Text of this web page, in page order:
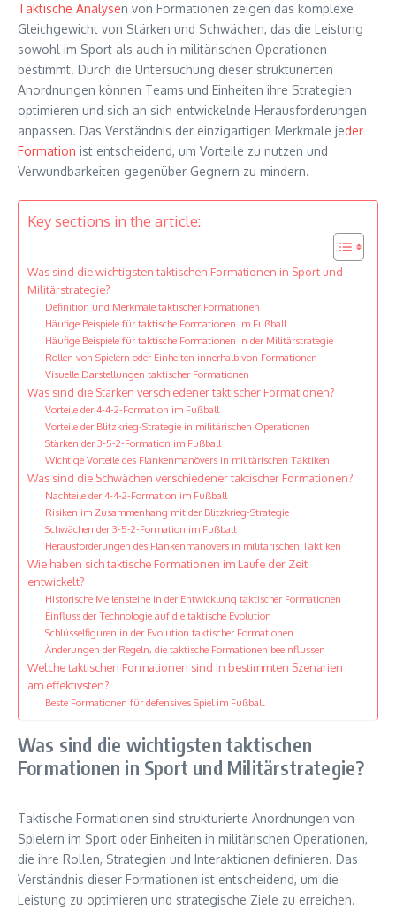
Taktische Analysen von Formationen zeigen das komplexe
Gleichgewicht von Stärken und Schwächen, das die Leistung
sowohl im Sport als auch in militärischen Operationen
bestimmt. Durch die Untersuchung dieser strukturierten
Anordnungen können Teams und Einheiten ihre Strategien
optimieren und sich an sich entwickelnde Herausforderungen
anpassen. Das Verständnis der einzigartigen Merkmale jeder
Formation ist entscheidend, um Vorteile zu nutzen und
Verwundbarkeiten gegenüber Gegnern zu mindern.
Key sections in the article:
Was sind die wichtigsten taktischen Formationen in Sport und
Militärstrategie?
Definition und Merkmale taktischer Formationen
Häufige Beispiele für taktische Formationen im Fußball
Häufige Beispiele für taktische Formationen in der Militärstrategie
Rollen von Spielern oder Einheiten innerhalb von Formationen
Visuelle Darstellungen taktischer Formationen
Was sind die Stärken verschiedener taktischer Formationen?
Vorteile der 4-4-2-Formation im Fußball
Vorteile der Blitzkrieg-Strategie in militärischen Operationen
Stärken der 3-5-2-Formation im Fußball
Wichtige Vorteile des Flankenmanövers in militärischen Taktiken
Was sind die Schwächen verschiedener taktischer Formationen?
Nachteile der 4-4-2-Formation im Fußball
Risiken im Zusammenhang mit der Blitzkrieg-Strategie
Schwächen der 3-5-2-Formation im Fußball
Herausforderungen des Flankenmanövers in militärischen Taktiken
Wie haben sich taktische Formationen im Laufe der Zeit
entwickelt?
Historische Meilensteine in der Entwicklung taktischer Formationen
Einfluss der Technologie auf die taktische Evolution
Schlüsselfiguren in der Evolution taktischer Formationen
Änderungen der Regeln, die taktische Formationen beeinflussen
Welche taktischen Formationen sind in bestimmten Szenarien
am effektivsten?
Beste Formationen für defensives Spiel im Fußball
Was sind die wichtigsten taktischen
Formationen in Sport und Militärstrategie?
Taktische Formationen sind strukturierte Anordnungen von
Spielern im Sport oder Einheiten in militärischen Operationen,
die ihre Rollen, Strategien und Interaktionen definieren. Das
Verständnis dieser Formationen ist entscheidend, um die
Leistung zu optimieren und strategische Ziele zu erreichen.